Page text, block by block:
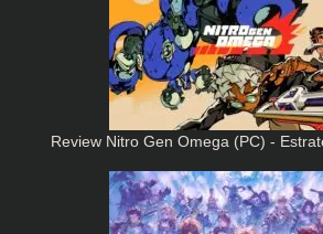
Review Nitro Gen Omega (PC) -